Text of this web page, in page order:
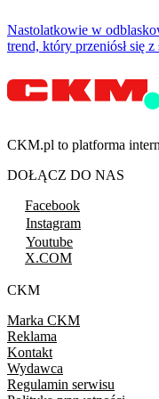
Nastolatkowie w
trend, który przeniósł się
CKM.pl to platforma
DOŁĄCZ DO NAS
Facebook
Instagram
Youtube
X.COM
CKM
Marka CKM
Reklama
Kontakt
Wydawca
Regulamin serwisu